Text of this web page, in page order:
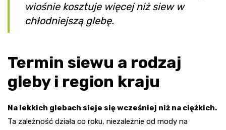
wiośnie kosztuje więcej niż siew w
chłodniejszą glebę.
Termin siewu a rodzaj
gleby i region kraju
Na lekkich glebach sieje się wcześniej niż na ciężkich.
Ta zależność działa co roku, niezależnie od mody na